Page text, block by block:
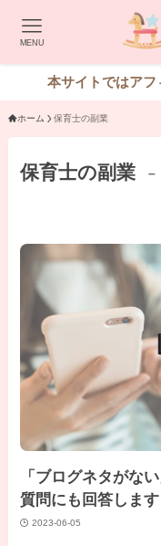
MENU
本サイトではア
ホーム 保育士の副業
保育士の副業 –
「ブログネタがな
質問にも回答します
2023-06-05